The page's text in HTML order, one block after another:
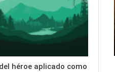
héroe aplicado como